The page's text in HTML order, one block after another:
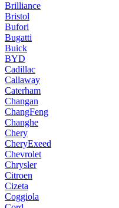
Brilliance
Bristol
Bufori
Bugatti
Buick
BYD
Cadillac
Callaway
Caterham
Changan
ChangFeng
Changhe
Chery
CheryExeed
Chevrolet
Chrysler
Citroen
Cizeta
Coggiola